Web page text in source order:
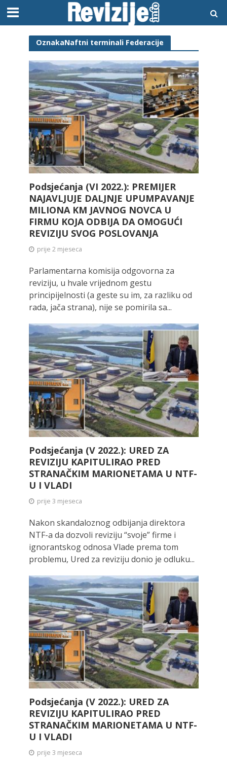
OznakaNaftni terminali Federacije
Podsjećanja (VI 2022.): PREMIJER
NAJAVLJUJE DALJNJE UPUMPAVANJE
MILIONA KM JAVNOG NOVCA U
FIRMU KOJA ODBIJA DA OMOGUĆI
REVIZIJU SVOG POSLOVANJA
prije 2 mjeseca
Parlamentarna komisija odgovorna za
reviziju, u hvale vrijednom gestu
principijelnosti (a geste su im, za razliku od
rada, jača strana), nije se pomirila sa...
Podsjećanja (V 2022.): URED ZA
REVIZIJU KAPITULIRAO PRED
STRANAČKIM MARIONETAMA U NTF-
U I VLADI
prije 3 mjeseca
Nakon skandaloznog odbijanja direktora
NTF-a da dozvoli reviziju “svoje” firme i
ignorantskog odnosa Vlade prema tom
problemu, Ured za reviziju donio je odluku...
Podsjećanja (V 2022.): URED ZA
REVIZIJU KAPITULIRAO PRED
STRANAČKIM MARIONETAMA U NTF-
U I VLADI
prije 3 mjeseca